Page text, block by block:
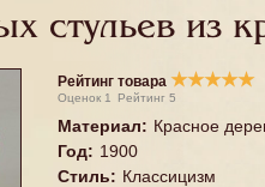
стульев из
Рейтинг товара ★★★★★
Оценок 1 Рейтинг 5
Материал: Красное
Год: 1900
Стиль: Классицизм